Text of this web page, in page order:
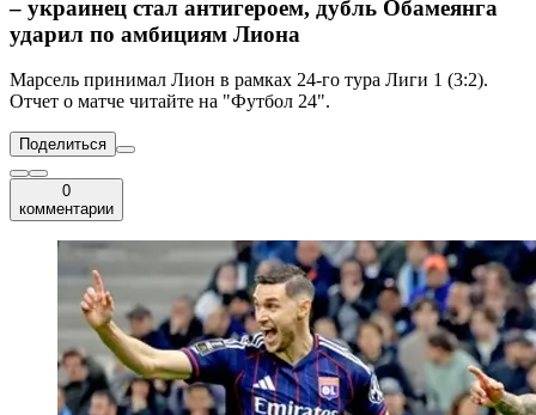
– украинец стал антигероем, дубль Обамеянга
ударил по амбициям Лиона
Марсель принимал Лион в рамках 24-го тура Лиги 1 (3:2).
Отчет о матче читайте на "Футбол 24".
Поделиться
0
комментарии